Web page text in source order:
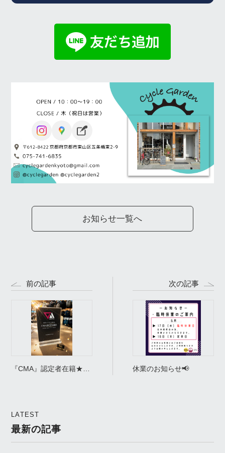
お知らせ一覧へ
前の記事
『CMA』認定者在籍★伏
次の記事
休業のお知らせ📢
LATEST
最新の記事